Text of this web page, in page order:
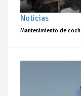
Noticias
Mantenimiento de